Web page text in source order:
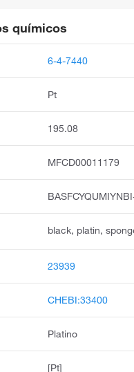
químicos
6-4-7440
Pt
195.08
MFCD00011179
23939
CHEBI:33400
Platino
[Pt]